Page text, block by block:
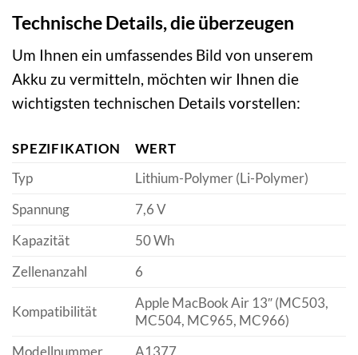
Technische Details, die überzeugen
Um Ihnen ein umfassendes Bild von unserem
Akku zu vermitteln, möchten wir Ihnen die
wichtigsten technischen Details vorstellen:
SPEZIFIKATION
WERT
Typ
Lithium-Polymer (Li-Polymer)
Spannung
7,6 V
Kapazität
50 Wh
Zellenanzahl
6
Kompatibilität
Apple MacBook Air 13″ (MC503,
MC504, MC965, MC966)